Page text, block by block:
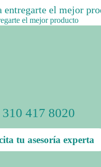
entregarte el mejor
el mejor producto
310 417 8020
tu asesoría experta